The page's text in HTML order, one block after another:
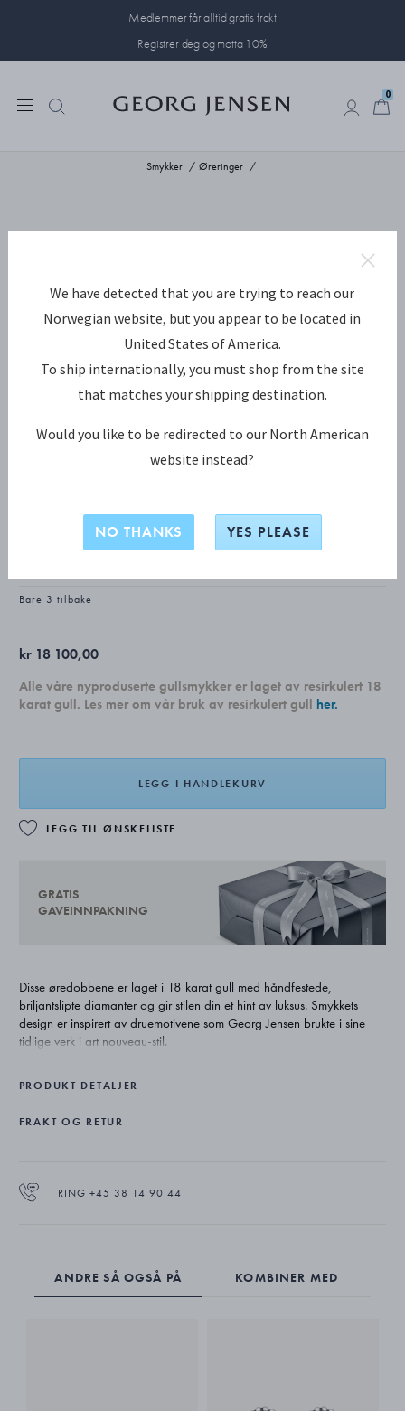
Medlemmer får alltid gratis frakt
Registrer deg og motta 10%
0
Smykker Øreringer
MOONLIGHT GRAPES øredobber
Bare 3 tilbake
kr 18 100,00
Alle våre nyproduserte gullsmykker er laget av resirkulert 18
karat gull. Les mer om vår bruk av resirkulert gull her.
LEGG I HANDLEKURV
LEGG TIL ØNSKELISTE
GRATIS
GAVEINNPAKNING
Disse øredobbene er laget i 18 karat gull med håndfestede,
briljantslipte diamanter og gir stilen din et hint av luksus. Smykkets
design er inspirert av druemotivene som Georg Jensen brukte i sine
tidlige verk i art nouveau-stil.
PRODUKT DETALJER
FRAKT OG RETUR
RING +45 38 14 90 44
ANDRE SÅ OGSÅ PÅ KOMBINER MED
We have detected that you are trying to reach our
Norwegian website, but you appear to be located in
United States of America.
To ship internationally, you must shop from the site
that matches your shipping destination.
Would you like to be redirected to our North American
website instead?
NO THANKS YES PLEASE